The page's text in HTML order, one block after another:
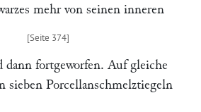
mehr von seinen inneren
dann fortgeworfen. Auf gleiche
sieben Porcellanschmelztiegeln